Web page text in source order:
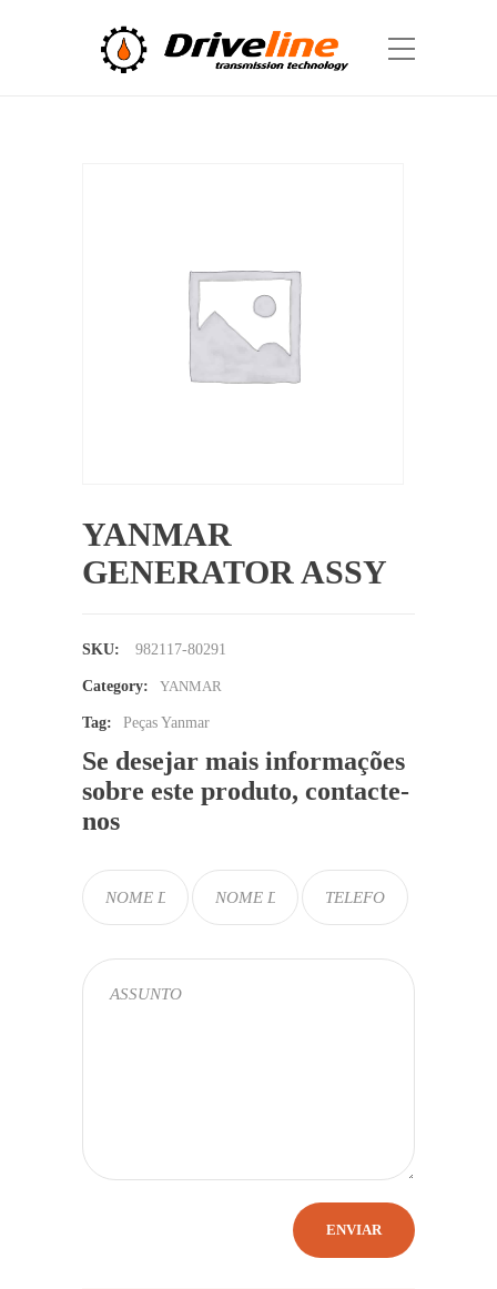
YANMAR
GENERATOR ASSY
SKU: 982117-80291
Category: YANMAR
Tag: Peças Yanmar
Se desejar mais informações
sobre este produto, contacte-
nos